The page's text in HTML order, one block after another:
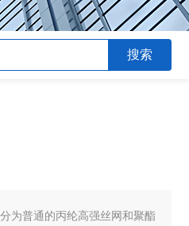
为普通的丙纶高强丝网和聚酯